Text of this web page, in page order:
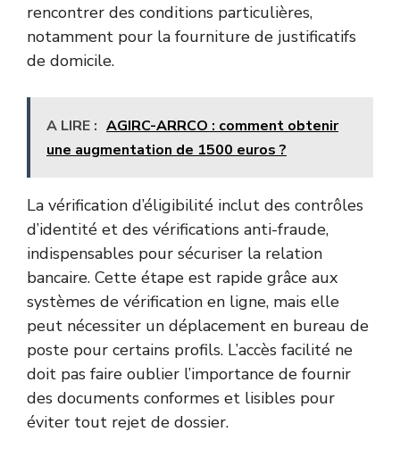
rencontrer des conditions particulières,
notamment pour la fourniture de justificatifs
de domicile.
A LIRE : AGIRC-ARRCO : comment obtenir
une augmentation de 1500 euros ?
La vérification d’éligibilité inclut des contrôles
d’identité et des vérifications anti-fraude,
indispensables pour sécuriser la relation
bancaire. Cette étape est rapide grâce aux
systèmes de vérification en ligne, mais elle
peut nécessiter un déplacement en bureau de
poste pour certains profils. L’accès facilité ne
doit pas faire oublier l’importance de fournir
des documents conformes et lisibles pour
éviter tout rejet de dossier.